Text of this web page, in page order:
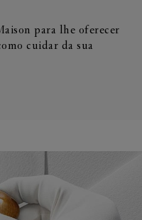
para lhe oferecer
cuidar da sua